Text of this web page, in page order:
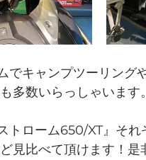
でキャンプツーリング
多数いらっしゃいます
トローム650/XT』そ
見比べて頂けます！